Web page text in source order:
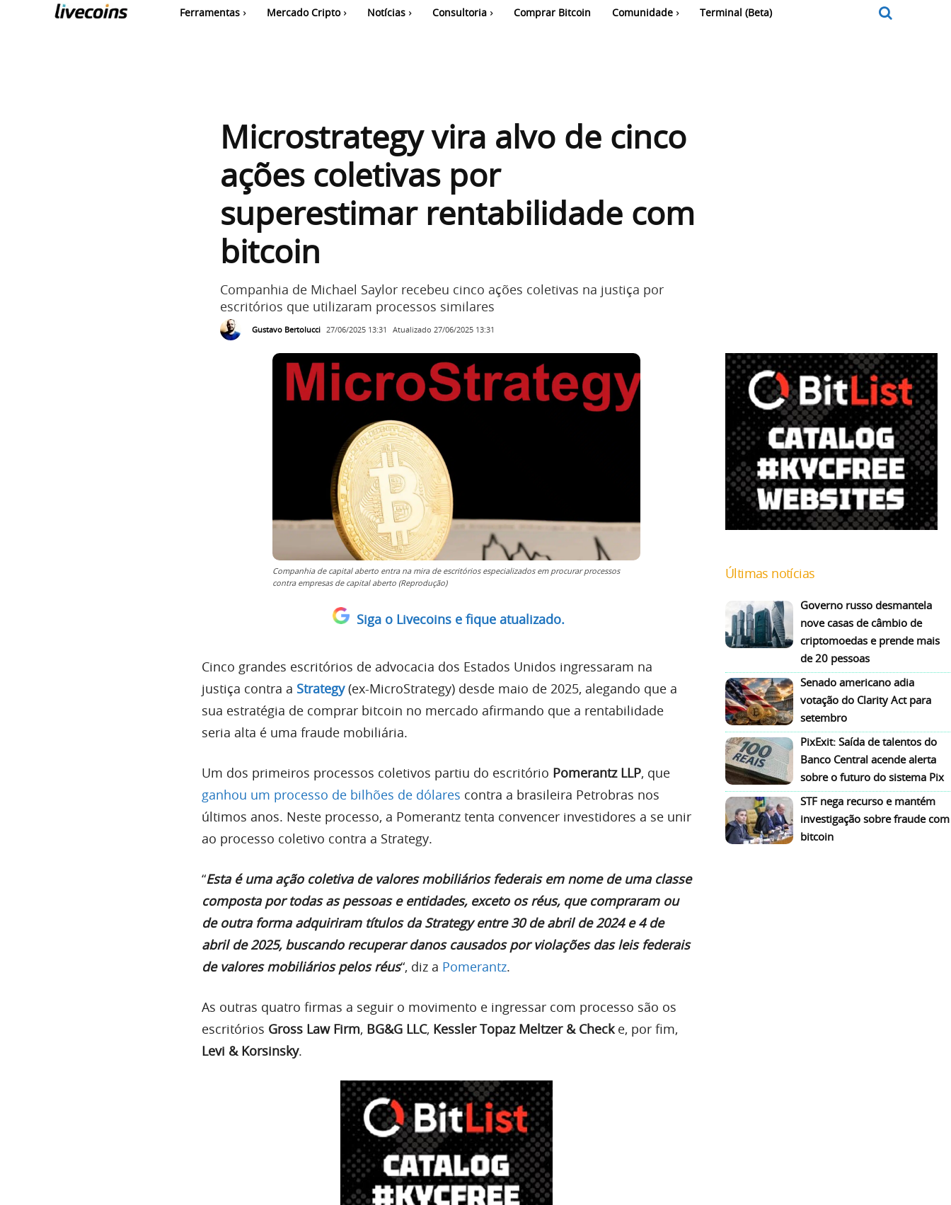
Ferramentas Mercado Cripto Notícias Consultoria Comprar Bitcoin Comunidade Terminal (Beta)
Microstrategy vira alvo de cinco
ações coletivas por
superestimar rentabilidade com
bitcoin
Companhia de Michael Saylor recebeu cinco ações coletivas na justiça por
escritórios que utilizaram processos similares
Gustavo Bertolucci 27/06/2025 13:31 Atualizado 27/06/2025 13:31
Companhia de capital aberto entra na mira de escritórios especializados em procurar processos
contra empresas de capital aberto (Reprodução)
Siga o Livecoins e fique atualizado.
Cinco grandes escritórios de advocacia dos Estados Unidos ingressaram na
justiça contra a Strategy(ex-MicroStrategy) desde maio de 2025, alegando que a
sua estratégia de comprar bitcoin no mercado afirmando que a rentabilidade
seria alta é uma fraude mobiliária.
Um dos primeiros processos coletivos partiu do escritório Pomerantz LLP, que
ganhou um processo de bilhões de dólares contra a brasileira Petrobras nos
últimos anos. Neste processo, a Pomerantz tenta convencer investidores a se unir
ao processo coletivo contra a Strategy.
“Esta é uma ação coletiva de valores mobiliários federais em nome de uma classe
composta por todas as pessoas e entidades, exceto os réus, que compraram ou
de outra forma adquiriram títulos da Strategy entre 30 de abril de 2024 e 4 de
abril de 2025, buscando recuperar danos causados ​​por violações das leis federais
de valores mobiliários pelos réus“, diz a Pomerantz.
As outras quatro firmas a seguir o movimento e ingressar com processo são os
escritórios Gross Law Firm, BG&G LLC, Kessler Topaz Meltzer & Checke, por fim,
Levi & Korsinsky.
Últimas notícias
Governo russo desmantela
nove casas de câmbio de
criptomoedas e prende mais
de 20 pessoas
Senado americano adia
votação do Clarity Act para
setembro
PixExit: Saída de talentos do
Banco Central acende alerta
sobre o futuro do sistema Pix
STF nega recurso e mantém
investigação sobre fraude com
bitcoin